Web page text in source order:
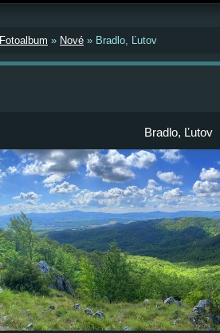
Fotoalbum » Nové » Bradlo, Ľutov
Bradlo, Ľutov